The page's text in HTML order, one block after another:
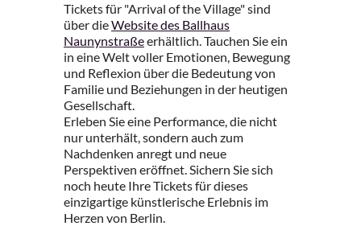
Tickets für "Arrival of the Village" sind
über dieWebsite des Ballhaus
Naunynstraßeerhältlich. Tauchen Sie ein
in eine Welt voller Emotionen, Bewegung
und Reflexion über die Bedeutung von
Familie und Beziehungen in der heutigen
Gesellschaft.
Erleben Sie eine Performance, die nicht
nur unterhält, sondern auch zum
Nachdenken anregt und neue
Perspektiven eröffnet. Sichern Sie sich
noch heute Ihre Tickets für dieses
einzigartige künstlerische Erlebnis im
Herzen von Berlin.